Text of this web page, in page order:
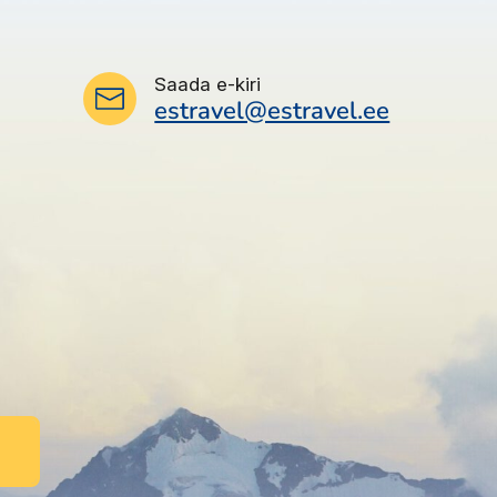
Saada e-kiri
estravel@estravel.ee